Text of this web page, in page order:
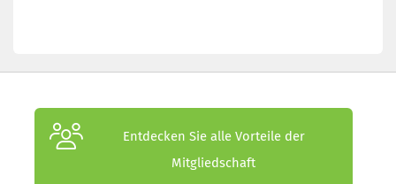
Entdecken Sie alle Vorteile der
Mitgliedschaft